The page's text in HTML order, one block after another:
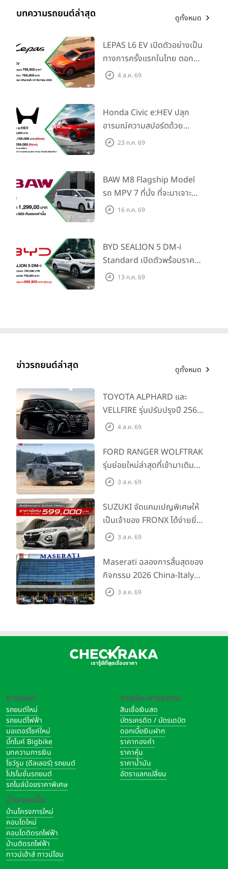
www.honda.co.th/stepwgnehev
รูมฮอนด้าที่ร่วมรายการ สอบถามข้อมูลเพิ่มเติมได้จากที่ปรึกษาการขาย
โทร 0 2341 7777
ไฮไลต์ข้อมูลผลิตภัณฑ์ New Honda STEP WGN e:HEV
SPADA WHAT BRINGS US ‘HAPPIER’ …ยิ่งมากคน ยิ่งมากความ
การออกแบบภายนอก
กระจังหน้าโครเมียม
กระจกมองข้างปรับไฟฟ้าพับเก็บอัตโนมัติ พร้อมไฟเลี้ยว
ไฟหน้าและไฟท้ายแบบ LED
ระบบเปิด-ปิดไฟหน้าอัตโนมัติ
ไฟส่องสว่างสำหรับการขับขี่ในเวลากลางวันแบบ LED
ไฟเลี้ยวแบบ LED Sequential ด้านหน้า
ไฟตัดหมอกคู่หน้าแบบ LED
สปอยเลอร์หลัง สีเดียวกับตัวรถ
ประตูข้างแบบสไลด์ไฟฟ้า ซ้าย-ขวา
ฝากระโปรงท้ายเปิด-ปิดด้วยระบบไฟฟ้า
ระบบปัดน้ำฝนด้านหน้าแบบหน่วงเวลา พร้อมระบบปัดน้ำฝนด้าน
บทความรถยนต์ล่าสุด ดูทั้งหมด
LEPAS L6 EV เปิดตัวอย่างเป็น
ทางการครั้งแรกในไทย ตอกย้ำ
วิสัยทัศน์ “Drive Your
4 ส.ค. 69
Honda Civic e:HEV ปลุก
อารมณ์ความสปอร์ตด้วย
Honda S+ Shift ครั้งแรกใน
Traffic Monitor เพียงจอง
ภายใน 31 ก.ค. 2569 รับบัตร
น้ำมันมูลค่า 10,000 บาท
23 ก.ค. 69
BAW M8 Flagship Model
รถ MPV 7 ที่นั่ง ที่จะมาเจาะ
ตลาดครอบครัวและองค์กรยุค
แรก)
16 ก.ค. 69
BYD SEALION 5 DM-i
Standard เปิดตัวพร้อมราคา
คาดการณ์ 699,900 บาท รุ่น
13 ก.ค. 69
ข่าวรถยนต์ล่าสุด ดูทั้งหมด
TOYOTA ALPHARD และ
VELLFIRE รุ่นปรับปรุงปี 2569
พร้อมรุ่นย่อยใหม่ HEV
4 ส.ค. 69
FORD RANGER WOLFTRAK
รุ่นย่อยใหม่ล่าสุดที่เข้ามาเติม
เต็มไลน์อัป พร้อมตอบโจทย์ทุก
พร้อมลุย ด้วยราคาพิเศษเริ่ม
ต้นที่ 9.49 แสนบาท
3 ส.ค. 69
SUZUKI จัดแคมเปญพิเศษให้
เป็นเจ้าของ FRONX ได้ง่ายยิ่ง
ขึ้นสำหรับรุ่น GL ราคาพิเศษ
200 คัน พร้อมข้อเสนอสุดคุ้ม
3 ส.ค. 69
Maserati ฉลองการสิ้นสุดของ
กิจกรรม 2026 China-Italy
Grand Tour ณ สำนักงาน
3 ส.ค. 69
ยานยนต์
รถยนต์ใหม่
รถยนต์ไฟฟ้า
มอเตอร์ไซค์ใหม่
บิ๊กไบค์ Bigbike
บทความการเงิน
โชว์รูม (ดีลเลอร์) รถยนต์
โปรโมชั่นรถยนต์
รถไมล์น้อยราคาพิเศษ
บ้าน-คอนโด
บ้านโครงการใหม่
คอนโดใหม่
คอนโดติดรถไฟฟ้า
บ้านติดรถไฟฟ้า
ทาวน์เฮ้าส์ ทาวน์โฮม
การเงิน-การลงทุน
สินเชื่อเงินสด
บัตรเครดิต / บัตรเดบิต
ดอกเบี้ยเงินฝาก
ราคาทองคำ
ราคาหุ้น
ราคาน้ำมัน
อัตราแลกเปลี่ยน